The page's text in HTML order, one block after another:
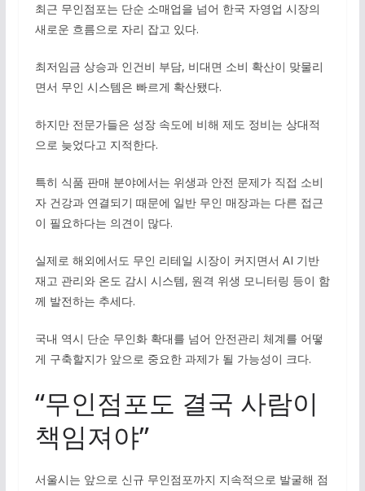
최근 무인점포는 단순 소매업을 넘어 한국 자영업 시장의
새로운 흐름으로 자리 잡고 있다.
최저임금 상승과 인건비 부담, 비대면 소비 확산이 맞물리
면서 무인 시스템은 빠르게 확산됐다.
하지만 전문가들은 성장 속도에 비해 제도 정비는 상대적
으로 늦었다고 지적한다.
특히 식품 판매 분야에서는 위생과 안전 문제가 직접 소비
자 건강과 연결되기 때문에 일반 무인 매장과는 다른 접근
이 필요하다는 의견이 많다.
실제로 해외에서도 무인 리테일 시장이 커지면서 AI 기반
재고 관리와 온도 감시 시스템, 원격 위생 모니터링 등이 함
께 발전하는 추세다.
국내 역시 단순 무인화 확대를 넘어 안전관리 체계를 어떻
게 구축할지가 앞으로 중요한 과제가 될 가능성이 크다.
“무인점포도 결국 사람이
책임져야”
서울시는 앞으로 신규 무인점포까지 지속적으로 발굴해 점